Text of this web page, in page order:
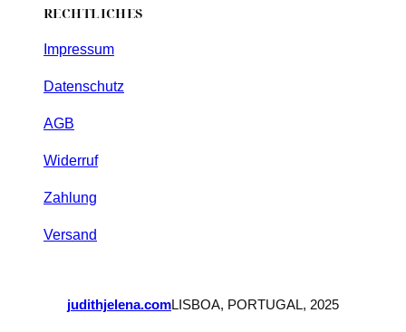
RECHTLICHES
Impressum
Datenschutz
AGB
Widerruf
Zahlung
Versand
judithjelena.comLISBOA, PORTUGAL, 2025